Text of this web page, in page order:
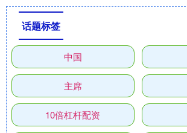
话题标签
中国
主席
10倍杠杆配资